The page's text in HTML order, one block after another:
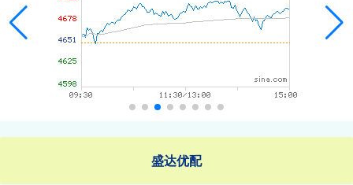
盛达优配